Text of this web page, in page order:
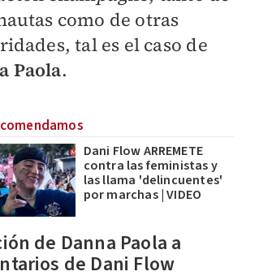
como de otras
tal es el caso de
Paola.
Dani Flow ARREMETE
contra las feministas y
las llama 'delincuentes'
por marchas | VIDEO
de Danna Paola a
de Dani Flow